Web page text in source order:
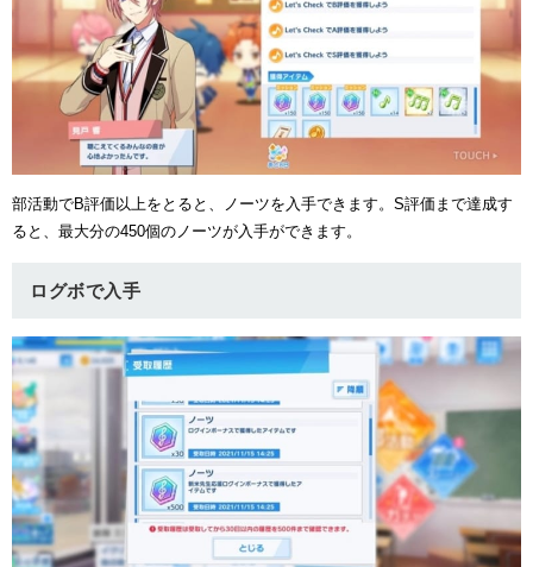
部活動でB評価以上をとると、ノーツを入手できます。S評価まで達成す
ると、最大分の450個のノーツが入手ができます。
ログボで入手